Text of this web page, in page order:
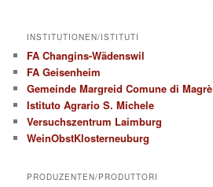
INSTITUTIONEN/ISTITUTI
FA Changins-Wädenswil
FA Geisenheim
Gemeinde Margreid Comune di Magrè
Istituto Agrario S. Michele
Versuchszentrum Laimburg
WeinObstKlosterneuburg
PRODUZENTEN/PRODUTTORI